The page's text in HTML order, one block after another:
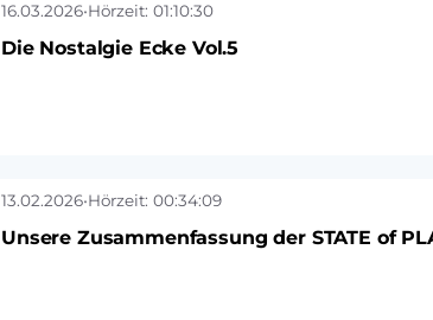
16.03.2026•Hörzeit: 01:10:30
Die Nostalgie Ecke Vol.5
13.02.2026•Hörzeit: 00:34:09
Unsere Zusammenfassung der STATE of